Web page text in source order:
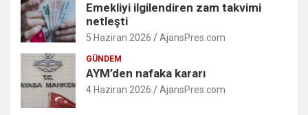
Emekliyi ilgilendiren zam takvimi
netleşti
5 Haziran 2026 AjansPres.com
GÜNDEM
AYM’den nafaka kararı
4 Haziran 2026 AjansPres.com